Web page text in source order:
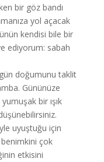
bir göz bandı
yol açacak
kendisi bile bir
ediyorum: sabah
doğumunu taklit
Gününüze
yumuşak bir ışık
uyuştuğu için
benimkini çok
etkisini